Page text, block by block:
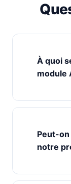
À quoi
module
Peut-
notre